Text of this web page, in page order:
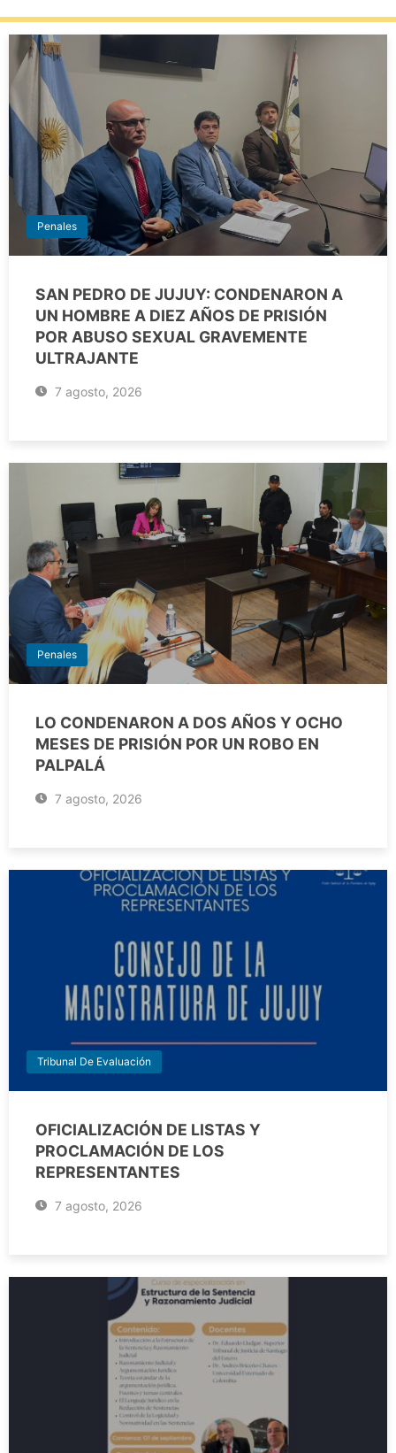
Penales
SAN PEDRO DE JUJUY: CONDENARON A
UN HOMBRE A DIEZ AÑOS DE PRISIÓN
POR ABUSO SEXUAL GRAVEMENTE
ULTRAJANTE
7 agosto, 2026
Penales
LO CONDENARON A DOS AÑOS Y OCHO
MESES DE PRISIÓN POR UN ROBO EN
PALPALÁ
7 agosto, 2026
Tribunal De Evaluación
OFICIALIZACIÓN DE LISTAS Y
PROCLAMACIÓN DE LOS
REPRESENTANTES
7 agosto, 2026